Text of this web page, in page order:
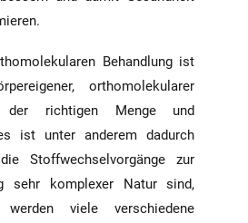
Behandlung ist
orthomolekularer
der richtigen Menge und
ist unter anderem dadurch
Stoffwechselvorgänge zur
sehr komplexer Natur sind,
viele verschiedene